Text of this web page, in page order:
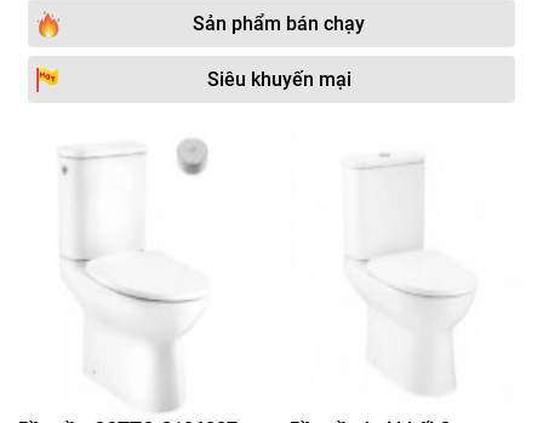
Sản phẩm bán chạy
Siêu khuyến mại